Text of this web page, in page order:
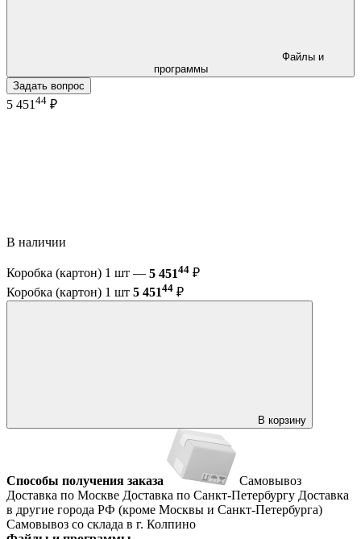
программы
Задать вопрос
5 451 44 ₽
В наличии
Коробка (картон) 1 шт — 5 45144 ₽
Коробка (картон) 1 шт 5 45144 ₽
В корзину
Способы получения заказа
Самовывоз
Доставка по Москве Доставка по Санкт-Петербургу Доставка
в другие города РФ (кроме Москвы и Санкт-Петербурга)
Самовывоз со склада в г. Колпино